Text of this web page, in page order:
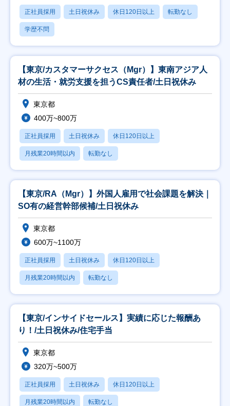
正社員採用 土日祝休み 休日120日以上 転勤なし
学歴不問
【東京/カスタマーサクセス（Mgr）】東南アジア人
材の生活・就労支援を担うCS責任者/土日祝休み
東京都
400万~800万
正社員採用 土日祝休み 休日120日以上
月残業20時間以内 転勤なし
【東京/RA（Mgr）】外国人雇用で社会課題を解決｜
SO有の経営幹部候補/土日祝休み
東京都
600万~1100万
正社員採用 土日祝休み 休日120日以上
月残業20時間以内 転勤なし
【東京/インサイドセールス】実績に応じた報酬あ
り！/土日祝休み/住宅手当
東京都
320万~500万
正社員採用 土日祝休み 休日120日以上
月残業20時間以内 転勤なし